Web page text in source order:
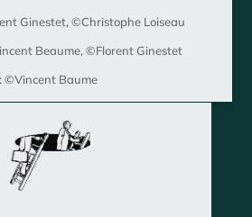
Ginestet, ©Christophe Loiseau
Beaume, ©Florent Ginestet
©Vincent Baume